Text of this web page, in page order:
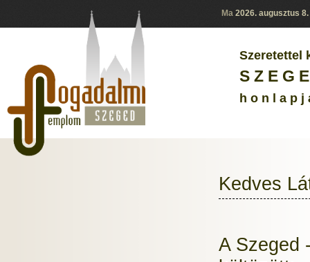
Ma 2026. augusztus 8.
Szeretettel
S Z E G
h o n l a p j
Kedves
A Szeged